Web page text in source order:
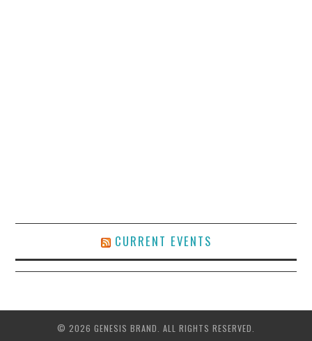
CURRENT EVENTS
© 2026 GENESIS BRAND. ALL RIGHTS RESERVED.